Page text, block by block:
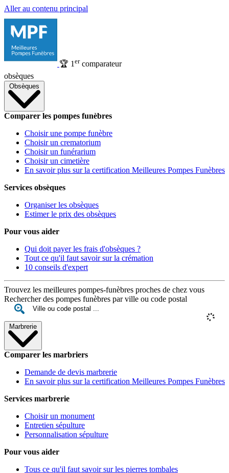
Aller au contenu principal
🏆 1 ercomparateur
obsèques
Obsèques
Comparer les pompes funèbres
Choisir une pompe funèbre
Choisir un crematorium
Choisir un funérarium
Choisir un cimetière
En savoir plus sur la certification Meilleures Pompes Funèbres
Services obsèques
Organiser les obsèques
Estimer le prix des obsèques
Pour vous aider
Qui doit payer les frais d'obsèques ?
Tout ce qu'il faut savoir sur la crémation
10 conseils d'expert
Trouvez les meilleures pompes-funèbres proches de chez vous
Rechercher des pompes funèbres par ville ou code postal
Marbrerie
Comparer les marbriers
Demande de devis marbrerie
En savoir plus sur la certification Meilleures Pompes Funèbres
Services marbrerie
Choisir un monument
Entretien sépulture
Personnalisation sépulture
Pour vous aider
Tous ce qu'il faut savoir sur les pierres tombales